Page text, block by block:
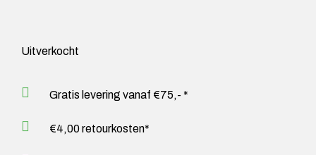
Uitverkocht
Gratis levering vanaf €75,- *
€4,00 retourkosten*